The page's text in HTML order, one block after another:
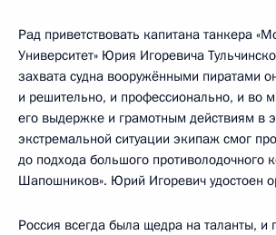
Рад приветствовать капитана танкера
Университет» Юрия Игоревича
захвата судна вооружёнными пиратами
и решительно, и профессионально, и во
его выдержке и грамотным действиям в
экстремальной ситуации экипаж смог
до подхода большого противолодочного
Шапошников». Юрий Игоревич удостоен
Россия всегда была щедра на таланты, и